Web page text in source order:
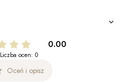
0.00
Liczba ocen: 0
Oceń i opisz